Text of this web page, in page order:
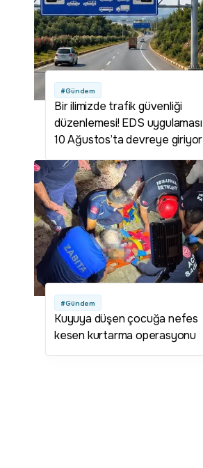
#Gündem
Bir ilimizde trafik güvenliği
düzenlemesi! EDS uygulaması
10 Ağustos’ta devreye giriyor
#Gündem
Kuyuya düşen çocuğa nefes
kesen kurtarma operasyonu